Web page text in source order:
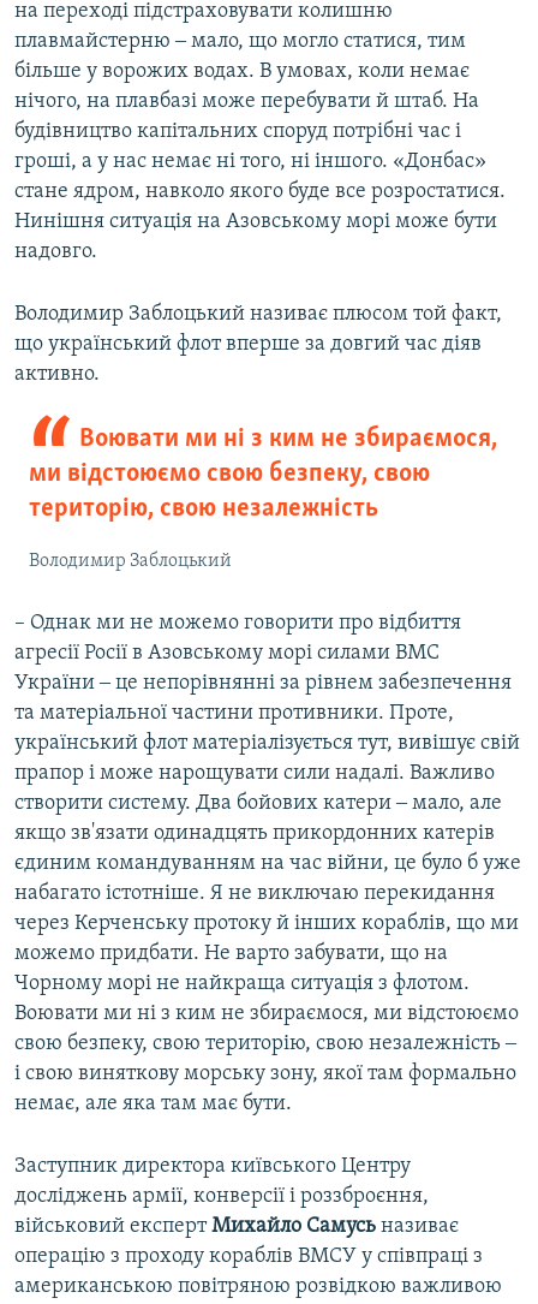
на переході підстраховувати колишню
плавмайстерню ‒ мало, що могло статися, тим
більше у ворожих водах. В умовах, коли немає
нічого, на плавбазі може перебувати й штаб. На
будівництво капітальних споруд потрібні час і
гроші, а у нас немає ні того, ні іншого. «Донбас»
стане ядром, навколо якого буде все розростатися.
Нинішня ситуація на Азовському морі може бути
надовго.
Володимир Заблоцький називає плюсом той факт,
що український флот вперше за довгий час діяв
активно.
Воювати ми ні з ким не збираємося,
ми відстоюємо свою безпеку, свою
територію, свою незалежність
Володимир Заблоцький
– Однак ми не можемо говорити про відбиття
агресії Росії в Азовському морі силами ВМС
України ‒ це непорівнянні за рівнем забезпечення
та матеріальної частини противники. Проте,
український флот матеріалізується тут, вивішує свій
прапор і може нарощувати сили надалі. Важливо
створити систему. Два бойових катери ‒ мало, але
якщо зв'язати одинадцять прикордонних катерів
єдиним командуванням на час війни, це було б уже
набагато істотніше. Я не виключаю перекидання
через Керченську протоку й інших кораблів, що ми
можемо придбати. Не варто забувати, що на
Чорному морі не найкраща ситуація з флотом.
Воювати ми ні з ким не збираємося, ми відстоюємо
свою безпеку, свою територію, свою незалежність ‒
і свою виняткову морську зону, якої там формально
немає, але яка там має бути.
Заступник директора київського Центру
досліджень армії, конверсії і роззброєння,
військовий експертМихайло Самусь називає
операцію з проходу кораблів ВМСУ у співпраці з
американською повітряною розвідкою важливою